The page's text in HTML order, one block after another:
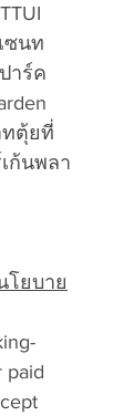
ซนท
าร์ค
ทตุ้ยที่
ก้นพลา
โยบาย
paid